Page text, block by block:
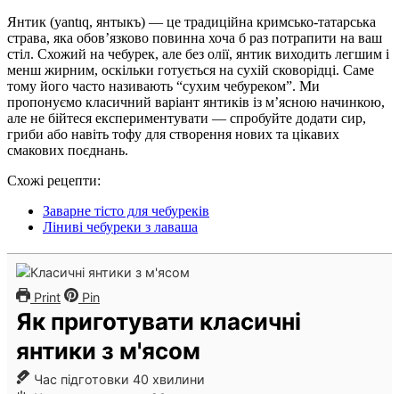
Янтик (yantıq, янтыкъ) — це традиційна кримсько-татарська
страва, яка обов’язково повинна хоча б раз потрапити на ваш
стіл. Схожий на чебурек, але без олії, янтик виходить легшим і
менш жирним, оскільки готується на сухій сковорідці. Саме
тому його часто називають “сухим чебуреком”. Ми
пропонуємо класичний варіант янтиків із м’ясною начинкою,
але не бійтеся експериментувати — спробуйте додати сир,
гриби або навіть тофу для створення нових та цікавих
смакових поєднань.
Схожі рецепти:
Заварне тісто для чебуреків
Ліниві чебуреки з лаваша
Print Pin
Як приготувати класичні
янтики з м'ясом
Час підготовки 40 хвилини
хвилини